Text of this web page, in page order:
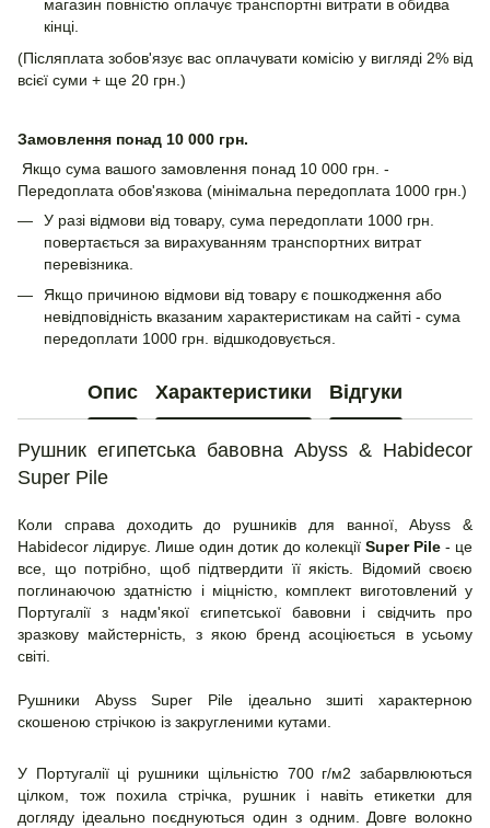
магазин повністю оплачує транспортні витрати в обидва
кінці.
(Післяплата зобов'язує вас оплачувати комісію у вигляді 2% від
всієї суми + ще 20 грн.)
Замовлення понад 10 000 грн.
Якщо сума вашого замовлення понад 10 000 грн. -
Передоплата обов'язкова (мінімальна передоплата 1000 грн.)
У разі відмови від товару, сума передоплати 1000 грн.
повертається за вирахуванням транспортних витрат
перевізника.
Якщо причиною відмови від товару є пошкодження або
невідповідність вказаним характеристикам на сайті - сума
передоплати 1000 грн. відшкодовується.
Опис Характеристики Відгуки
Рушник египетська бавовна Abyss & Habidecor
Super Pile
Коли справа доходить до рушників для ванної, Abyss &
Habidecor лідирує. Лише один дотик до колекції Super Pile- це
все, що потрібно, щоб підтвердити її якість. Відомий своєю
поглинаючою здатністю і міцністю, комплект виготовлений у
Португалії з надм'якої єгипетської бавовни і свідчить про
зразкову майстерність, з якою бренд асоціюється в усьому
світі.
Рушники Abyss Super Pile ідеально зшиті характерною
скошеною стрічкою із закругленими кутами.
У Португалії ці рушники щільністю 700 г/м2 забарвлюються
цілком, тож похила стрічка, рушник і навіть етикетки для
догляду ідеально поєднуються один з одним. Довге волокно